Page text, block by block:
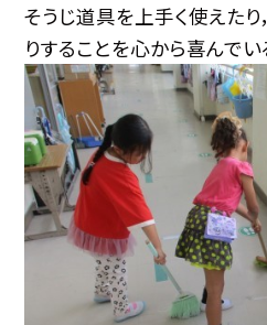
そうじ道具を上手く使えた
りすることを心から喜んでい